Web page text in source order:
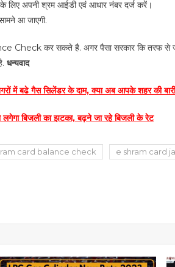
अपनी श्रम आईडी एवं आधार नंबर दर्ज करें।
आ जाएगी.
कर सकते है. अगर पैसा सरकार कि तरफ से
धन्यवाद
बढे गैस सिलेंडर के दाम, क्या अब आपके शहर की बारी
बिजली का झटका, बढ़ने जा रहे बिजली के रेट
card balance check
e shram card